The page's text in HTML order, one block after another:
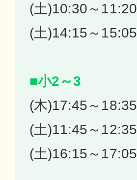
(土)10:30～11:20
(土)14:15～15:05
■小2～3
(木)17:45～18:35
(土)11:45～12:35
(土)16:15～17:05